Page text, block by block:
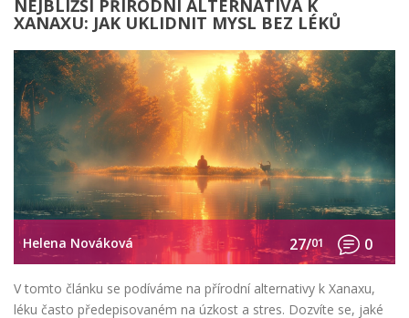
NEJBLIŽŠÍ PŘÍRODNÍ ALTERNATIVA K
XANAXU: JAK UKLIDNIT MYSL BEZ LÉKŮ
Helena Nováková 27/01 0
V tomto článku se podíváme na přírodní alternativy k Xanaxu,
léku často předepisovaném na úzkost a stres. Dozvíte se, jaké